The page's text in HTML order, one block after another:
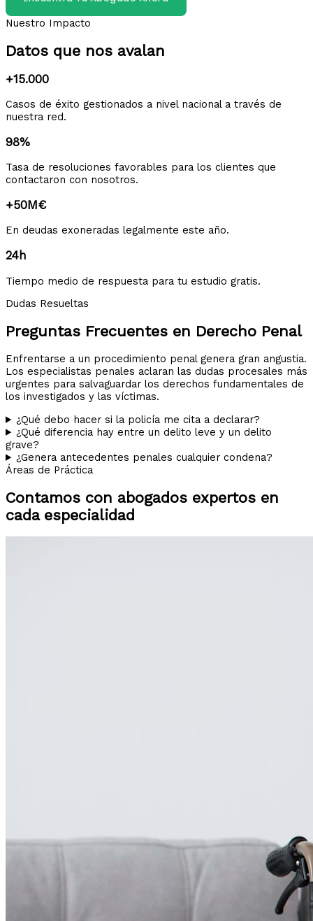
Nuestro Impacto
Datos que nos avalan
+15.000
Casos de éxito gestionados a nivel nacional a través de
nuestra red.
98%
Tasa de resoluciones favorables para los clientes que
contactaron con nosotros.
+50M€
En deudas exoneradas legalmente este año.
24h
Tiempo medio de respuesta para tu estudio gratis.
Dudas Resueltas
Preguntas Frecuentes en Derecho Penal
Enfrentarse a un procedimiento penal genera gran angustia.
Los especialistas penales aclaran las dudas procesales más
urgentes para salvaguardar los derechos fundamentales de
los investigados y las víctimas.
¿Qué debo hacer si la policía me cita a declarar?
¿Qué diferencia hay entre un delito leve y un delito
grave?
¿Genera antecedentes penales cualquier condena?
Áreas de Práctica
Contamos con abogados expertos en
cada especialidad